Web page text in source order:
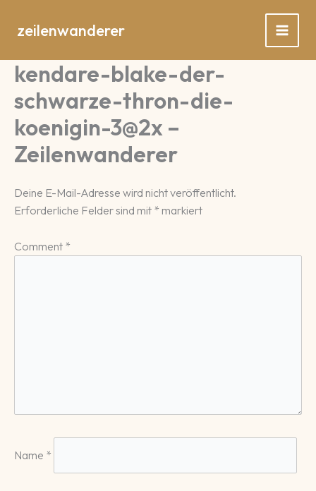
Inhaltzeilenwanderer
kendare-blake-der-
schwarze-thron-die-
koenigin-3@2x –
Zeilenwanderer
Deine E-Mail-Adresse wird nicht veröffentlicht.
Erforderliche Felder sind mit * markiert
Comment *
Name *